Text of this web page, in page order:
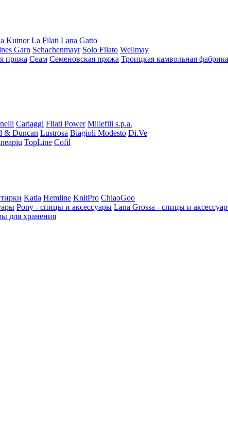
Kutnor La Filati Lana Gatto
Garn Schachenmayr Solo Filato Wellmay
пряжа Сеам Семеновская пряжа Троицкая камвольная фабрика
Cariaggi Filati Power Millefili s.p.a.
& Duncan Lustrosa Biagioli Modesto Di.Ve
TopLine Cofil
Katia Hemline KnitPro ChiaoGoo
Pony - спицы и аксессуары Lana Grossa - спицы и
для хранения